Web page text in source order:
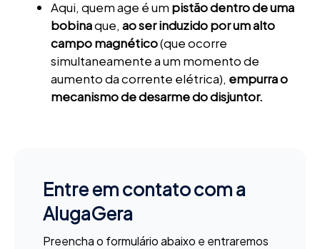
Aqui, quem age é um pistão dentro de uma
bobinaque, ao ser induzido por um alto
campo magnético(que ocorre
simultaneamente a um momento de
aumento da corrente elétrica), empurra o
mecanismo de desarme do disjuntor.
Entre em contato com a
AlugaGera
Preencha o formulário abaixo e entraremos